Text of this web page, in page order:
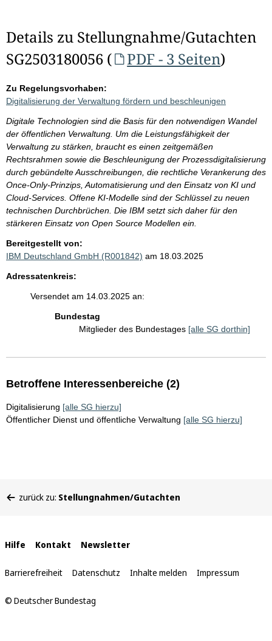
Details zu Stellungnahme/Gutachten
SG2503180056 (
PDF - 3 Seiten)
Zu Regelungsvorhaben:
Digitalisierung der Verwaltung fördern und beschleunigen
Digitale Technologien sind die Basis für den notwendigen Wandel
der öffentlichen Verwaltung. Um die Leistungsfähigkeit der
Verwaltung zu stärken, braucht es einen zeitgemäßen
Rechtsrahmen sowie die Beschleunigung der Prozessdigitalisierung
durch gebündelte Ausschreibungen, die rechtliche Verankerung des
Once-Only-Prinzips, Automatisierung und den Einsatz von KI und
Cloud-Services. Offene KI-Modelle sind der Schlüssel zu neuen
technischen Durchbrüchen. Die IBM setzt sich daher für den
stärkeren Einsatz von Open Source Modellen ein.
Bereitgestellt von:
IBM Deutschland GmbH (R001842) am 18.03.2025
Adressatenkreis:
Versendet am 14.03.2025 an:
Bundestag
Mitglieder des Bundestages [alle SG dorthin]
Betroffene Interessenbereiche (2)
Digitalisierung [alle SG hierzu]
Öffentlicher Dienst und öffentliche Verwaltung [alle SG hierzu]
befinden
zurück zu: Stellungnahmen/Gutachten
Interne
Links
Hilfe Kontakt Newsletter
Barrierefreiheit Datenschutz Inhalte melden Impressum
© Deutscher Bundestag